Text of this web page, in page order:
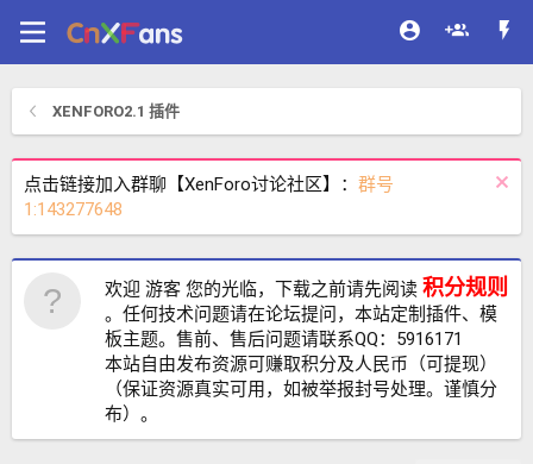
XENFORO2.1 插件
点击链接加入群聊【XenForo讨论社区】： 群号
1:143277648
欢迎 游客 您的光临，下载之前请先阅读 积分规则
。任何技术问题请在论坛提问，本站定制插件、模
板主题。售前、售后问题请联系QQ：5916171
本站自由发布资源可赚取积分及人民币（可提现）
（保证资源真实可用，如被举报封号处理。谨慎分
布）。